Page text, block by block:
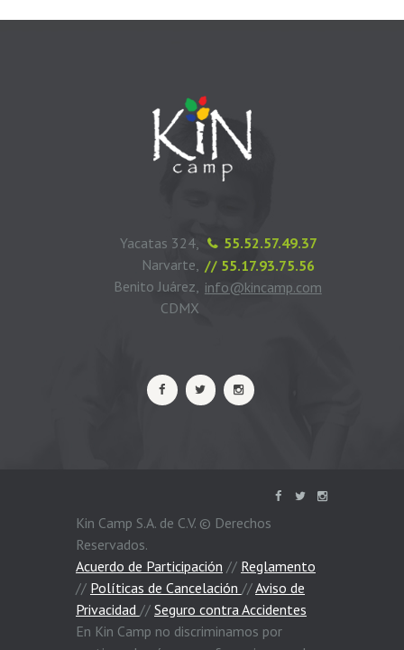
55.52.57.49.37
// 55.17.93.75.56
info@kincamp.com
Yacatas 324,
Narvarte,
Benito Juárez,
CDMX
Kin Camp S.A. de C.V. © Derechos
Reservados.
Acuerdo de Participación // Reglamento
// Políticas de Cancelación //Aviso de
Privacidad // Seguro contra Accidentes
En Kin Camp no discriminamos por